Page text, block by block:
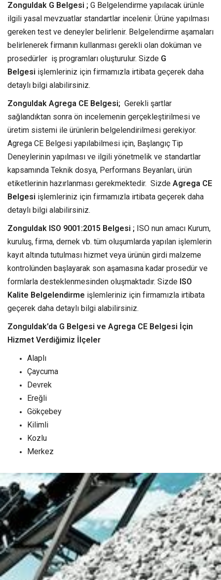
Zonguldak G Belgesi ; G Belgelendirme yapılacak ürünle
ilgili yasal mevzuatlar standartlar incelenir. Ürüne yapılması
gereken test ve deneyler belirlenir. Belgelendirme aşamaları
belirlenerek firmanın kullanması gerekli olan doküman ve
prosedürler iş programları oluşturulur. Sizde G
Belgesi işlemleriniz için firmamızla irtibata geçerek daha
detaylı bilgi alabilirsiniz.
Zonguldak Agrega CE Belgesi; Gerekli şartlar
sağlandıktan sonra ön incelemenin gerçekleştirilmesi ve
üretim sistemi ile ürünlerin belgelendirilmesi gerekiyor.
Agrega CE Belgesi yapılabilmesi için, Başlangıç Tip
Deneylerinin yapılması ve ilgili yönetmelik ve standartlar
kapsamında Teknik dosya, Performans Beyanları, ürün
etiketlerinin hazırlanması gerekmektedir. Sizde Agrega CE
Belgesi işlemleriniz için firmamızla irtibata geçerek daha
detaylı bilgi alabilirsiniz.
Zonguldak ISO 9001:2015 Belgesi ; ISO nun amacı Kurum,
kuruluş, firma, dernek vb. tüm oluşumlarda yapılan işlemlerin
kayıt altında tutulması hizmet veya ürünün girdi malzeme
kontrolünden başlayarak son aşamasına kadar prosedür ve
formlarla desteklenmesinden oluşmaktadır. Sizde ISO
Kalite Belgelendirme işlemleriniz için firmamızla irtibata
geçerek daha detaylı bilgi alabilirsiniz.
Zonguldak’da G Belgesi ve Agrega CE Belgesi İçin
Hizmet Verdiğimiz İlçeler
Alaplı
Çaycuma
Devrek
Ereğli
Gökçebey
Kilimli
Kozlu
Merkez